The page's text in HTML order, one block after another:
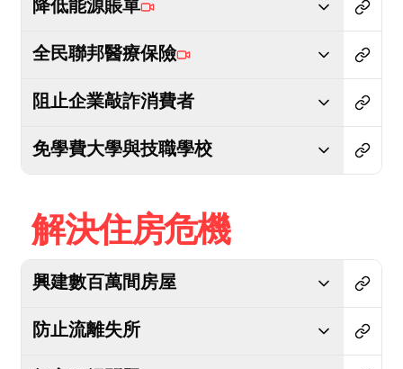
降低能源賬單
全民聯邦醫療保險
阻止企業敲詐消費者
免學費大學與技職學校
解決住房危機
興建數百萬間房屋
防止流離失所